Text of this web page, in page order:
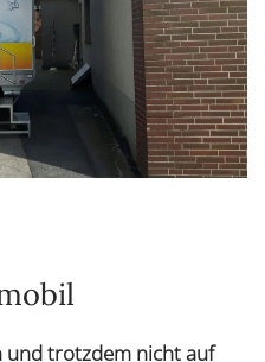
und trotzdem nicht auf